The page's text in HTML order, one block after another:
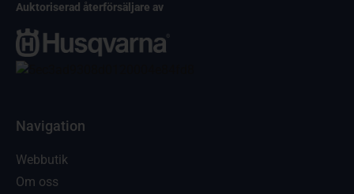
Auktoriserad återförsäljare av
Navigation
Webbutik
Om oss